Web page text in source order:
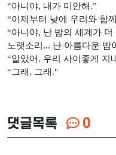
“아니야, 내가 미안해 .”
“이제부터 낮에 우리와 함
“아니야, 난 밤의 세계가 더
노랫소리 ... 난 아름다운 밤
“알았어 . 우리 사이좋게 지
“그래 , 그래."
댓글목록 0